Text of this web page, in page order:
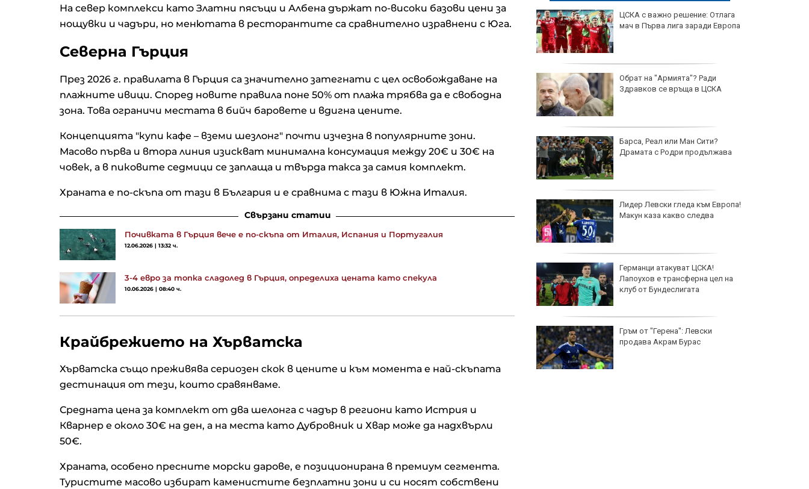
На север комплекси като Златни пясъци и Албена държат по-високи базови цени за
нощувки и чадъри, но менютата в ресторантите са сравнително изравнени с Юга.
Северна Гърция
През 2026 г. правилата в Гърция са значително затегнати с цел освобождаване на
плажните ивици. Според новите правила поне 50% от плажа трябва да е свободна
зона. Това ограничи местата в бийч баровете и вдигна цените.
Концепцията "купи кафе – вземи шезлонг" почти изчезна в популярните зони.
Масово първа и втора линия изискват минимална консумация между 20€ и 30€ на
човек, а в пиковите седмици се заплаща и твърда такса за самия комплект.
Храната е по-скъпа от тази в България и е сравнима с тази в Южна Италия.
Свързани статии
Почивката в Гърция вече е по-скъпа от Италия, Испания и Португалия
12.06.2026 | 13:32 ч.
3-4 евро за топка сладолед в Гърция, определиха цената като спекула
10.06.2026 | 08:40 ч.
Крайбрежието на Хърватска
Хърватска също преживява сериозен скок в цените и към момента е най-скъпата
дестинация от тези, които сравянваме.
Средната цена за комплект от два шелонга с чадър в региони като Истрия и
Кварнер е около 30€ на ден, а на места като Дубровник и Хвар може да надхвърли
50€.
Храната, особено пресните морски дарове, е позиционирана в премиум сегмента.
Туристите масово избират каменистите безплатни зони и си носят собствени
Иран направи рокади в службите
си за сигурност, споразумение за
Русия разширява
производството на реактивни
дронове, избягващи зенитните
дронове
Сушата може да раздели река
Рейн на две части
инвестиции в европейски акции?
противоположен на този при Big
Tech – недостатъчно разходи
ядрена сделка - Иран едва ли ще
сглоби бомба в неговия мандат
20-годишна жена е в тежко
състояние след катастрофа на
Украинското знаме изчезна от
центъра на Прищина след
изявление на Зеленски
Европа в пламъци: Пожарите
поглъщат домове, коли и гори
(СНИМКИ)
проток без компенсации от САЩ
ЦСКА с важно решение: Отлага
мач в Първа лига заради Европа
Обрат на "Армията"? Ради
Здравков се връща в ЦСКА
Барса, Реал или Ман Сити?
Драмата с Родри продължава
Лидер Левски гледа към Европа!
Макун каза какво следва
Германци атакуват ЦСКА!
Лапоухов е трансферна цел на
клуб от Бундеслигата
Гръм от "Герена": Левски
продава Акрам Бурас